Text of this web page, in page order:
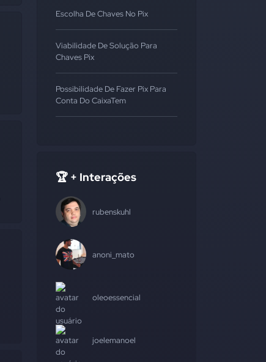
Escolha De Chaves No Pix
Viabilidade De Solução Para
Chaves Pix
Possibilidade De Fazer Pix Para
Conta Do CaixaTem
🏆 + Interações
rubenskuhl
anoni_mato
oleoessencial
joelemanoel